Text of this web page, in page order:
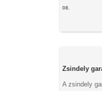
08.
Zsindely
A zsindely